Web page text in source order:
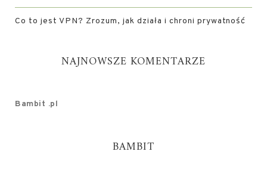
Co to jest VPN? Zrozum, jak działa i chroni prywatność
NAJNOWSZE KOMENTARZE
Bambit .pl
BAMBIT